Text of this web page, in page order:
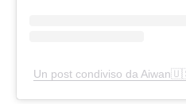
Un post condiviso da